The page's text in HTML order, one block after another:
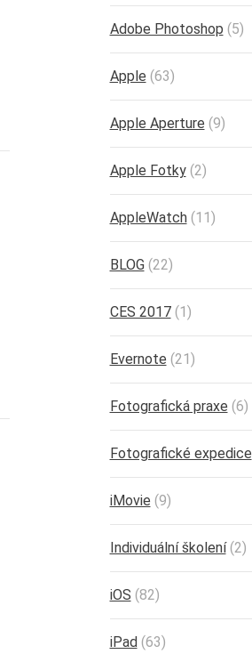
Adobe Photoshop (5)
Apple (63)
Apple Aperture (9)
Apple Fotky(2)
AppleWatch(11)
BLOG(22)
CES 2017(1)
Evernote (21)
Fotografická praxe (6)
Fotografické expedice
iMovie (9)
Individuální školení(2)
iOS (82)
iPad(63)